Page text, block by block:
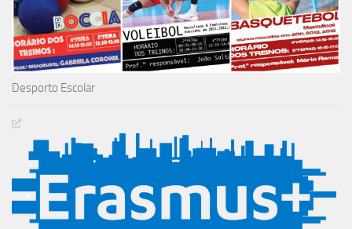
Desporto Escolar